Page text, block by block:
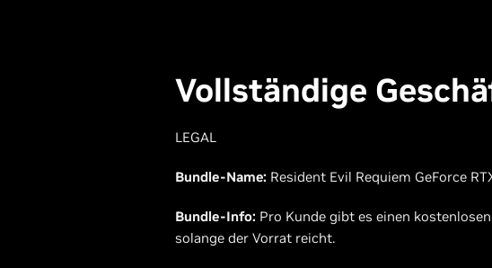
Vollständige
LEGAL
Bundle-Name: Resident Evil Requiem GeForce
Bundle-Info: Pro Kunde gibt es einen
solange der Vorrat reicht.